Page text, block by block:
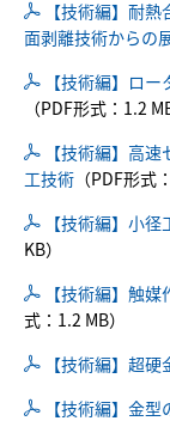
【技術編】耐
面剥離技術からの
【技術編】ロ
（PDF形式：1.2
【技術編】高
工技術 （PDF形式
【技術編】小
KB）
【技術編】触
式：1.2 MB）
【技術編】超
【技術編】金